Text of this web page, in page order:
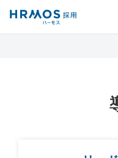
採用管理システム「